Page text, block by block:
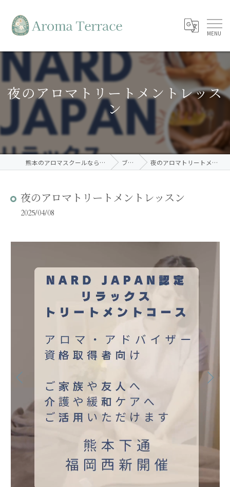
夜のアロマトリートメントレッス
ン
熊本のアロマスクールならAroma Terrace ブログ 夜のアロマトリートメントレッスン
夜のアロマトリートメントレッスン
2025/04/08